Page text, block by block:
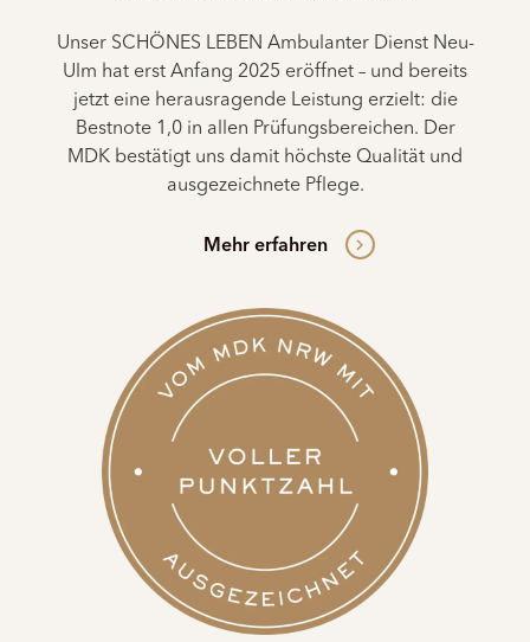
Unser SCHÖNES LEBEN Ambulanter Dienst Neu-
Ulm hat erst Anfang 2025 eröffnet – und bereits
jetzt eine herausragende Leistung erzielt: die
Bestnote 1,0 in allen Prüfungsbereichen. Der
MDK bestätigt uns damit höchste Qualität und
ausgezeichnete Pflege.
Mehr erfahren